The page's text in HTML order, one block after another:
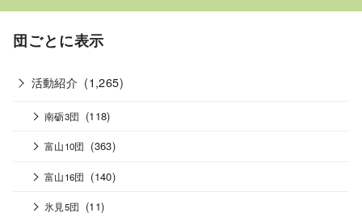
団ごとに表示
活動紹介 (1,265)
南砺3団 (118)
富山10団 (363)
富山16団 (140)
氷見5団 (11)